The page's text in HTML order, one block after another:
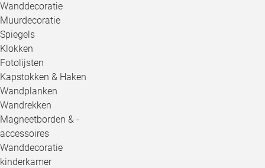
Wanddecoratie
Muurdecoratie
Spiegels
Klokken
Fotolijsten
Kapstokken & Haken
Wandplanken
Wandrekken
Magneetborden & -
accessoires
Wanddecoratie
kinderkamer